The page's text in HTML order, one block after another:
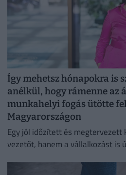
Így mehetsz hónapokra is
anélkül, hogy rámenne az
munkahelyi fogás ütötte
Magyarországon
Egy jól időzített és megtervezett
vezetőt, hanem a vállalkozást is